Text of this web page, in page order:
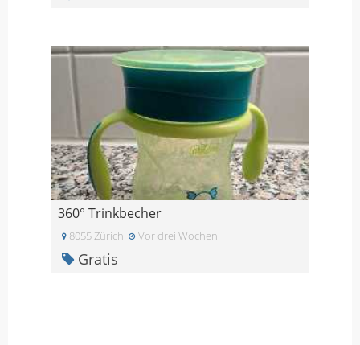
360° Trinkbecher
8055 Zürich Vor drei Wochen
Gratis